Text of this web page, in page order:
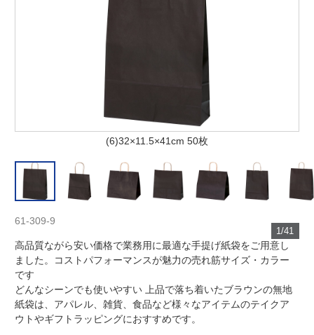
(6)32×11.5×41cm 50枚
1/41
61-309-9
高品質ながら安い価格で業務用に最適な手提げ紙袋をご用意し
ました。コストパフォーマンスが魅力の売れ筋サイズ・カラー
です
どんなシーンでも使いやすい 上品で落ち着いたブラウンの無地
紙袋は、アパレル、雑貨、食品など様々なアイテムのテイクア
ウトやギフトラッピングにおすすめです。